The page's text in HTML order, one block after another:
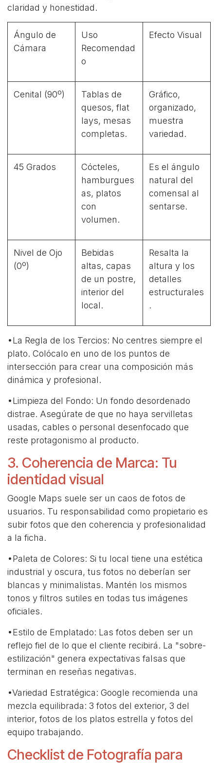
claridad y honestidad.
Ángulo de
Cámara
Uso
Recomendad
o
Efecto Visual
Cenital (90º)
Tablas de
quesos, flat
lays, mesas
completas.
Gráfico,
organizado,
muestra
variedad.
45 Grados
Cócteles,
hamburgues
as, platos
con
volumen.
Es el ángulo
natural del
comensal al
sentarse.
Nivel de Ojo
(0º)
Bebidas
altas, capas
de un postre,
interior del
local.
Resalta la
altura y los
detalles
estructurales
.
•La Regla de los Tercios: No centres siempre el
plato. Colócalo en uno de los puntos de
intersección para crear una composición más
dinámica y profesional.
•Limpieza del Fondo: Un fondo desordenado
distrae. Asegúrate de que no haya servilletas
usadas, cables o personal desenfocado que
reste protagonismo al producto.
3. Coherencia de Marca: Tu
identidad visual
Google Maps suele ser un caos de fotos de
usuarios. Tu responsabilidad como propietario es
subir fotos que den coherencia y profesionalidad
a la ficha.
•Paleta de Colores: Si tu local tiene una estética
industrial y oscura, tus fotos no deberían ser
blancas y minimalistas. Mantén los mismos
tonos y filtros sutiles en todas tus imágenes
oficiales.
•Estilo de Emplatado: Las fotos deben ser un
reflejo fiel de lo que el cliente recibirá. La "sobre-
estilización" genera expectativas falsas que
terminan en reseñas negativas.
•Variedad Estratégica: Google recomienda una
mezcla equilibrada: 3 fotos del exterior, 3 del
interior, fotos de los platos estrella y fotos del
equipo trabajando.
Checklist de Fotografía para